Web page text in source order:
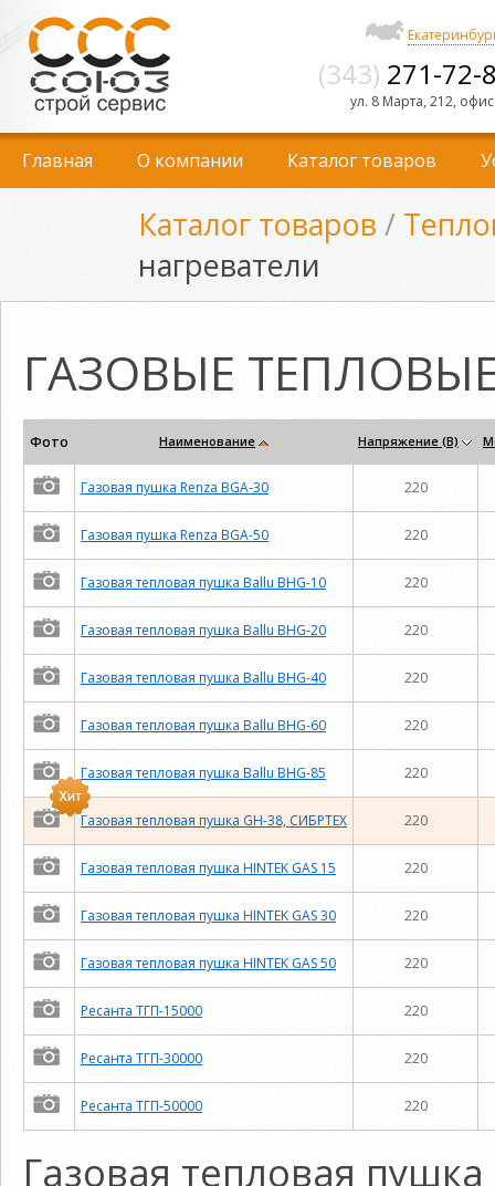
(343) 271-72-
ул. 8 Марта, 212,
Главная О компании Каталог товаров
Каталог товаров /
нагреватели
ГАЗОВЫЕ
Фото Наименование Напряжение (В)
Газовая пушка Renza BGA-30 220
Газовая пушка Renza BGA-50 220
Газовая тепловая пушка Ballu BHG-10 220
Газовая тепловая пушка Ballu BHG-20 220
Газовая тепловая пушка Ballu BHG-40 220
Газовая тепловая пушка Ballu BHG-60 220
Газовая тепловая пушка Ballu BHG-85 220
Газовая тепловая пушка GH-38, СИБРТЕХ 220
Газовая тепловая пушка HINTEK GAS 15 220
Газовая тепловая пушка HINTEK GAS 30 220
Газовая тепловая пушка HINTEK GAS 50 220
Ресанта ТГП-15000 220
Ресанта ТГП-30000 220
Ресанта ТГП-50000 220
Газовая тепловая